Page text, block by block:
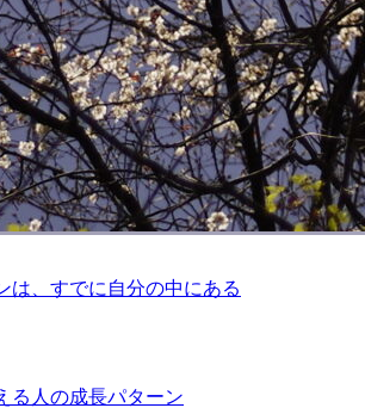
は、すでに自分の中にある
る人の成長パターン